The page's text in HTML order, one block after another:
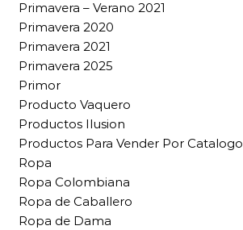
Primavera – Verano 2021
Primavera 2020
Primavera 2021
Primavera 2025
Primor
Producto Vaquero
Productos Ilusion
Productos Para Vender Por Catalogo
Ropa
Ropa Colombiana
Ropa de Caballero
Ropa de Dama